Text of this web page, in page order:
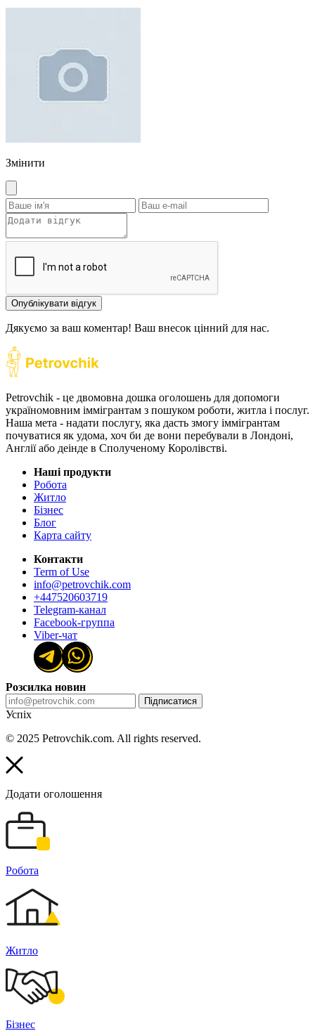
Змінити
Опублікувати відгук
Дякуємо за ваш коментар! Ваш внесок цінний для нас.
Petrovchik - це двомовна дошка оголошень для допомоги
україномовним іммігрантам з пошуком роботи, житла і послуг.
Наша мета - надати послугу, яка дасть змогу іммігрантам
почуватися як удома, хоч би де вони перебували в Лондоні,
Англії або деінде в Сполученому Королівстві.
Наші продукти
Робота
Житло
Бізнес
Блог
Карта сайту
Контакти
Term of Use
info@petrovchik.com
+447520603719
Telegram-канал
Facebook-группа
Viber-чат
Розсилка новин
Підписатися
Успіх
© 2025 Petrovchik.com. All rights reserved.
Додати оголошення
Робота
Житло
Бізнес